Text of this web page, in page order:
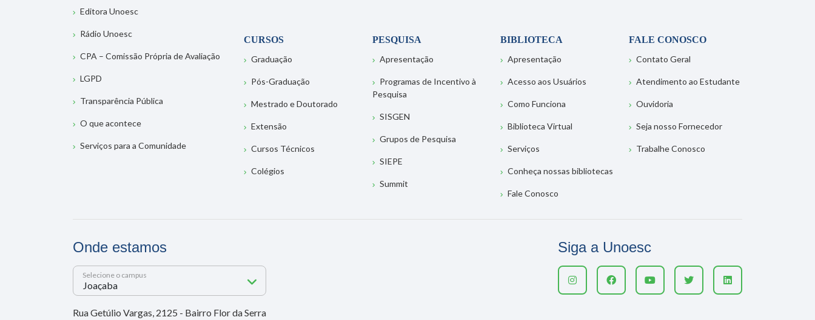
Editora Unoesc
Rádio Unoesc
CPA – Comissão Própria de Avaliação
LGPD
Transparência Pública
O que acontece
Serviços para a Comunidade
CURSOS
Graduação
Pós-Graduação
Mestrado e Doutorado
Extensão
Cursos Técnicos
Colégios
PESQUISA
Apresentação
Programas de Incentivo à
Pesquisa
SISGEN
Grupos de Pesquisa
SIEPE
Summit
BIBLIOTECA
Apresentação
Acesso aos Usuários
Como Funciona
Biblioteca Virtual
Serviços
Conheça nossas bibliotecas
Fale Conosco
FALE CONOSCO
Contato Geral
Atendimento ao Estudante
Ouvidoria
Seja nosso Fornecedor
Trabalhe Conosco
Onde estamos
Selecione o campus
Rua Getúlio Vargas, 2125 - Bairro Flor da Serra
Siga a Unoesc